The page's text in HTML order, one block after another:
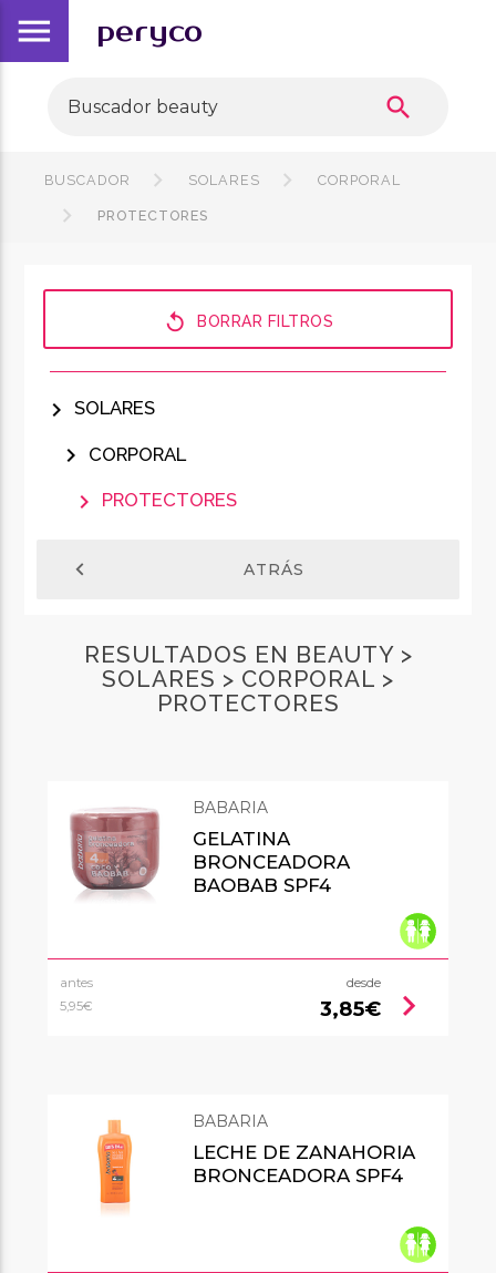
menu peryco
search
BUSCADOR SOLARES CORPORAL
PROTECTORES
replay BORRAR FILTROS
chevron_right SOLARES
chevron_right CORPORAL
chevron_right PROTECTORES
chevron_left ATRÁS
RESULTADOS EN BEAUTY >
SOLARES > CORPORAL >
PROTECTORES
BABARIA
GELATINA
BRONCEADORA
BAOBAB SPF4
antes
5,95€
desde
3,85€ chevron_right
BABARIA
LECHE DE ZANAHORIA
BRONCEADORA SPF4